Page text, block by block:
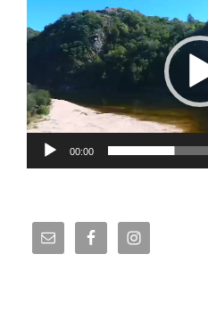
vídeo
00:00